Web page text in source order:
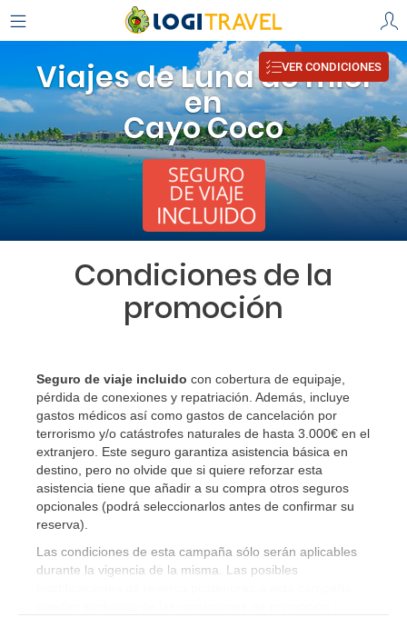
Viajes de Luna de miel
en
Cayo Coco
VER CONDICIONES
Condiciones de la
promoción
Seguro de viaje incluido con cobertura de equipaje,
pérdida de conexiones y repatriación. Además, incluye
gastos médicos así como gastos de cancelación por
terrorismo y/o catástrofes naturales de hasta 3.000€ en el
extranjero. Este seguro garantiza asistencia básica en
destino, pero no olvide que si quiere reforzar esta
asistencia tiene que añadir a su compra otros seguros
opcionales (podrá seleccionarlos antes de confirmar su
reserva)
Las condiciones de esta campaña sólo serán aplicables
durante la vigencia de la misma. Las posibles